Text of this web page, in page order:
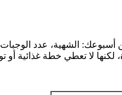
الشهية، عدد
لكنها لا تعطي خطة غذائية